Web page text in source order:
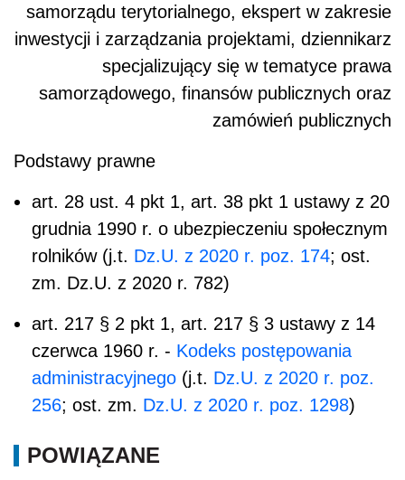
samorządu terytorialnego, ekspert w zakresie
inwestycji i zarządzania projektami, dziennikarz
specjalizujący się w tematyce prawa
samorządowego, finansów publicznych oraz
zamówień publicznych
Podstawy prawne
art. 28 ust. 4 pkt 1, art. 38 pkt 1 ustawy z 20
grudnia 1990 r. o ubezpieczeniu społecznym
rolników (j.t. Dz.U. z 2020 r. poz. 174; ost.
zm. Dz.U. z 2020 r. 782)
art. 217 § 2 pkt 1, art. 217 § 3 ustawy z 14
czerwca 1960 r. - Kodeks postępowania
administracyjnego (j.t. Dz.U. z 2020 r. poz.
256; ost. zm. Dz.U. z 2020 r. poz. 1298)
POWIĄZANE